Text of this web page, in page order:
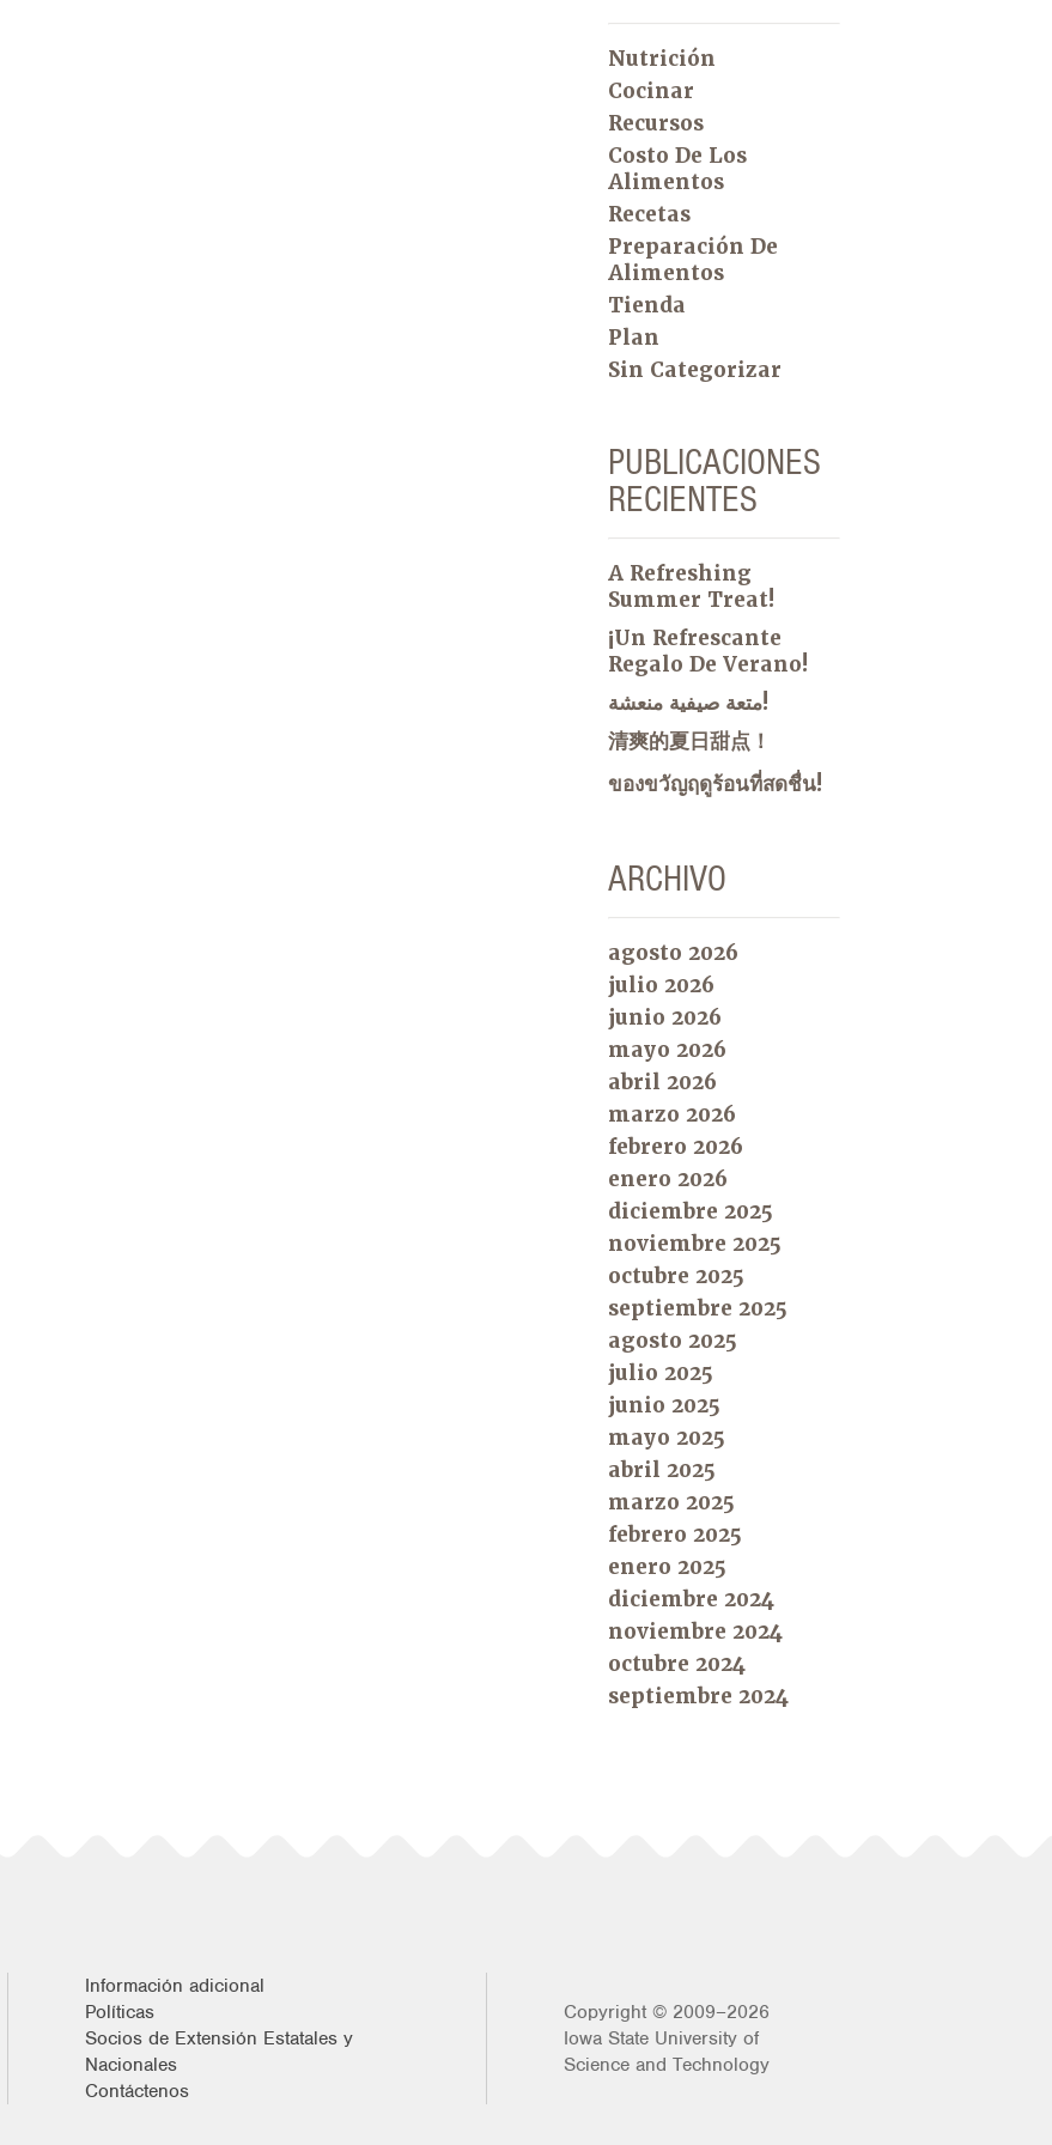
Nutrición
Cocinar
Recursos
Costo De Los
Alimentos
Recetas
Preparación De
Alimentos
Tienda
Plan
Sin Categorizar
PUBLICACIONES
RECIENTES
A Refreshing
Summer Treat!
¡Un Refrescante
Regalo De Verano!
متعة صيفية منعشة!
清爽的夏日甜点！
ของขวัญฤดูร้อนที่สดชื่น!
ARCHIVO
agosto 2026
julio 2026
junio 2026
mayo 2026
abril 2026
marzo 2026
febrero 2026
enero 2026
diciembre 2025
noviembre 2025
octubre 2025
septiembre 2025
agosto 2025
julio 2025
junio 2025
mayo 2025
abril 2025
marzo 2025
febrero 2025
enero 2025
diciembre 2024
noviembre 2024
octubre 2024
septiembre 2024
Información adicional
Políticas
Socios de Extensión Estatales y
Nacionales
Contáctenos
Copyright © 2009–2026
Iowa State University of
Science and Technology